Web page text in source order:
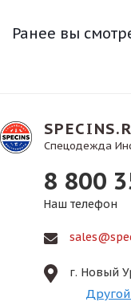
Ранее вы
Спецодежда
8 800
Наш телефон
г. Новый